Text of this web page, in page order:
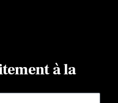
à la